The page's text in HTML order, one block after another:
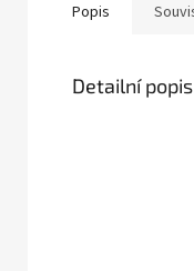
Popis
Detailní